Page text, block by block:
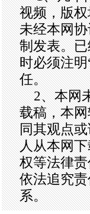
视频，版
未经本网
制发表。
时必须注
任。
2、本网未
载稿，本
同其观点
人从本网
权等法律
依法追究
系。